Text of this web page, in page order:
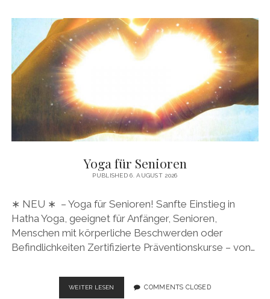
AUF
DEM
STUHL
Yoga für Senioren
PUBLISHED 6. AUGUST 2026
∗ NEU ∗ – Yoga für Senioren! Sanfte Einstieg in
Hatha Yoga, geeignet für Anfänger, Senioren,
Menschen mit körperliche Beschwerden oder
Befindlichkeiten Zertifizierte Präventionskurse – von…
WEITER LESEN
FÜR
COMMENTS CLOSED